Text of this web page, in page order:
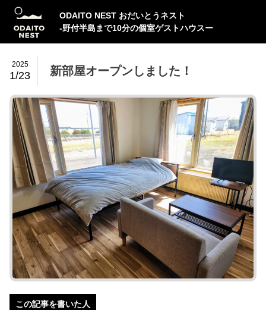
ODAITO NEST おだいとうネスト
-野付半島まで10分の個室ゲストハウスー
新部屋オープンしました！
2025
1/23
この記事を書いた人